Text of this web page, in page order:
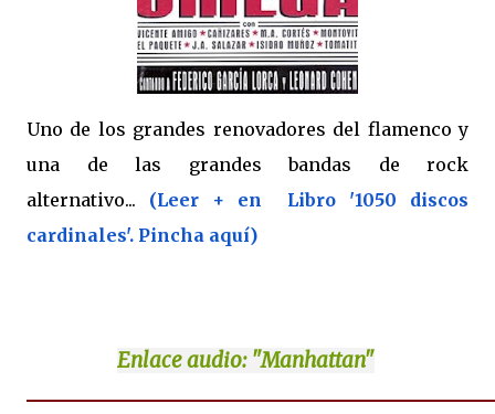
Uno de los grandes renovadores del flamenco y
una de las grandes bandas de rock
alternativo... (Leer + en Libro '1050 discos
cardinales'. Pincha aquí)
Enlaceaudio: "Manhattan"